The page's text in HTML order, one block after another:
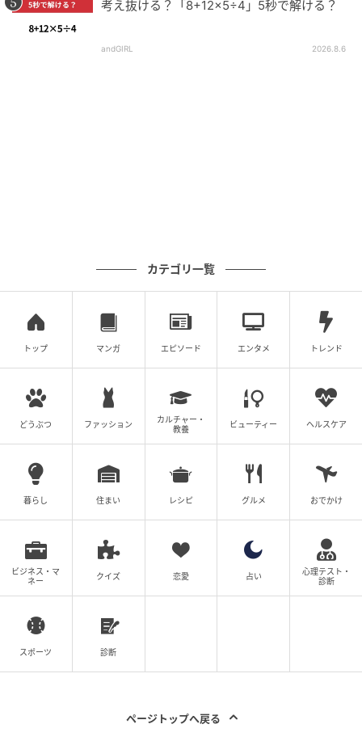
考え抜ける？「8+12×5÷4」5秒で解ける？
andGIRL 2026.8.6
カテゴリ一覧
トップ マンガ エピソード エンタメ トレンド
どうぶつ ファッション
カルチャー・
教養
ビューティー ヘルスケア
暮らし 住まい レシピ グルメ おでかけ
ビジネス・マ
ネー
クイズ 恋愛 占い
心理テスト・
診断
スポーツ 診断
ページトップへ戻る